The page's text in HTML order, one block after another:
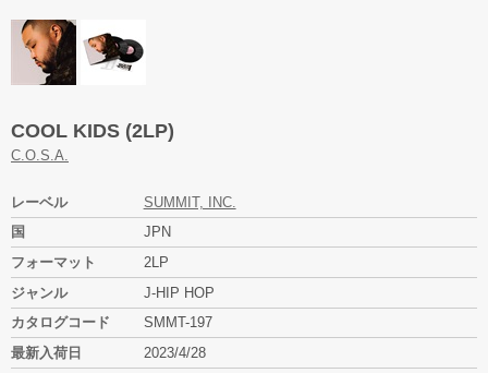
COOL KIDS (2LP)
C.O.S.A.
レーベル
SUMMIT, INC.
国
JPN
フォーマット
2LP
ジャンル
J-HIP HOP
カタログコード
SMMT-197
最新入荷日
2023/4/28